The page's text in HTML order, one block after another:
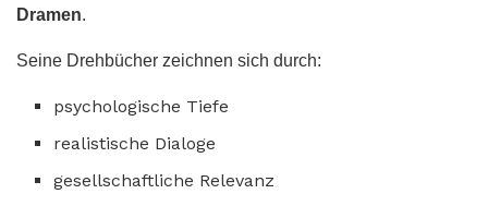
Dramen.
Seine Drehbücher zeichnen sich durch:
psychologische Tiefe
realistische Dialoge
gesellschaftliche Relevanz